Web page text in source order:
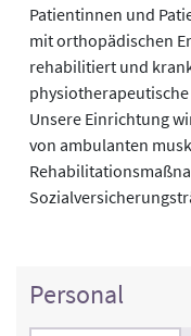
Patientinnen und
mit orthopädischen
rehabilitiert und
Unsere Einrichtung
von ambulanten
Personal